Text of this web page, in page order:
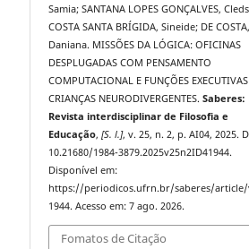
Samia; SANTANA LOPES GONÇALVES,
COSTA SANTA BRÍGIDA, Sineide; DE COSTA,
Daniana. MISSÕES DA LÓGICA: OFICINAS
DESPLUGADAS COM PENSAMENTO
COMPUTACIONAL E FUNÇÕES
CRIANÇAS NEURODIVERGENTES.Saberes:
Revista interdisciplinar de Filosofia e
Educação,[S. l.], v. 25, n. 2, p. AI04, 2025.
10.21680/1984-3879.2025v25n2ID41944.
Disponível em:
https://periodicos.ufrn.br/saberes/
1944. Acesso em: 7 ago. 2026.
Fomatos de Citação